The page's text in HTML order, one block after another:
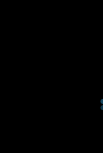
Episode #1.1